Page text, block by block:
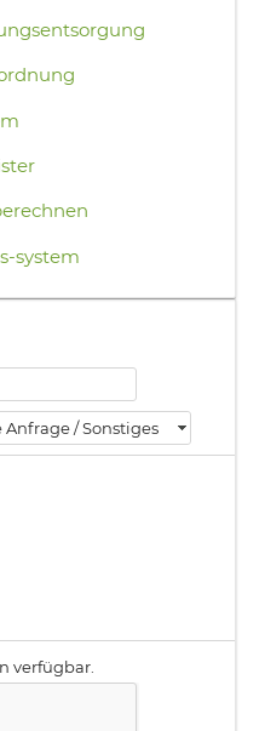
system
/ Sonstiges
verfügbar.